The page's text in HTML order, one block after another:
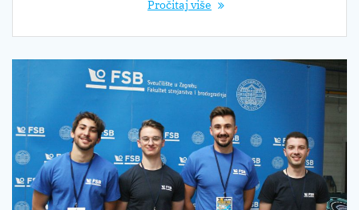
Pročitaj više